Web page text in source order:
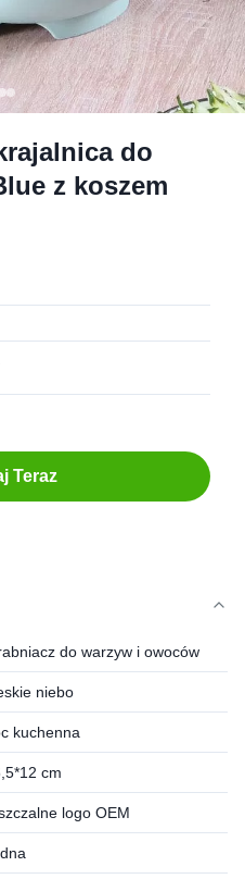
do
z koszem
Teraz
do warzyw i owoców
niebo
kuchenna
cm
logo OEM